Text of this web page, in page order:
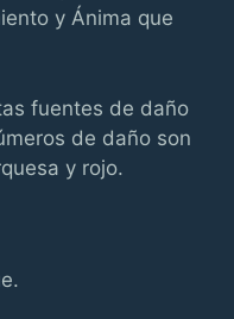
y Ánima que
fuentes de daño
de daño son
y rojo.